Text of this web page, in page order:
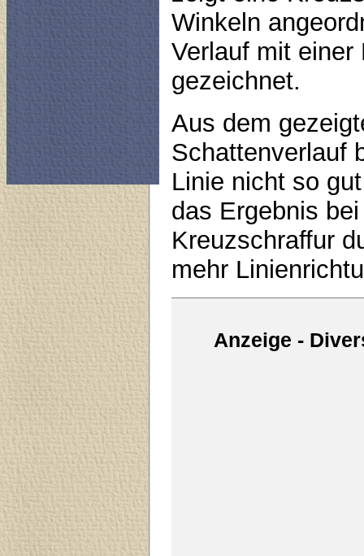
Winkeln
Verlauf mit
gezeichnet.
Aus dem
Schattenverlauf
Linie nicht so
das Ergebnis
Kreuzschraffur
mehr
Anzeige -